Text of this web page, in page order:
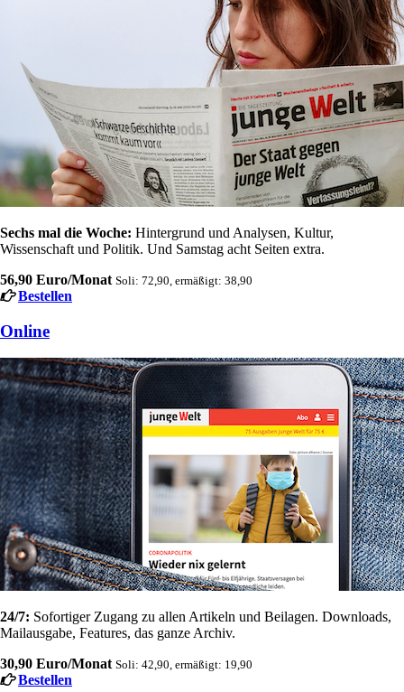
Sechs mal die Woche: Hintergrund und Analysen, Kultur,
Wissenschaft und Politik. Und Samstag acht Seiten extra.
56,90 Euro/Monat Soli: 72,90, ermäßigt: 38,90
Bestellen
Online
24/7: Sofortiger Zugang zu allen Artikeln und Beilagen. Downloads,
Mailausgabe, Features, das ganze Archiv.
30,90 Euro/Monat Soli: 42,90, ermäßigt: 19,90
Bestellen